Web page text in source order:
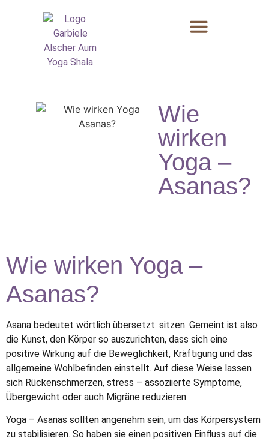
Wie
wirken
Yoga –
Asanas?
Wie wirken Yoga –
Asanas?
Asana bedeutet wörtlich übersetzt: sitzen. Gemeint ist also
die Kunst, den Körper so auszurichten, dass sich eine
positive Wirkung auf die Beweglichkeit, Kräftigung und das
allgemeine Wohlbefinden einstellt. Auf diese Weise lassen
sich Rückenschmerzen, stress – assoziierte Symptome,
Übergewicht oder auch Migräne reduzieren.
Yoga – Asanas sollten angenehm sein, um das Körpersystem
zu stabilisieren. So haben sie einen positiven Einfluss auf die